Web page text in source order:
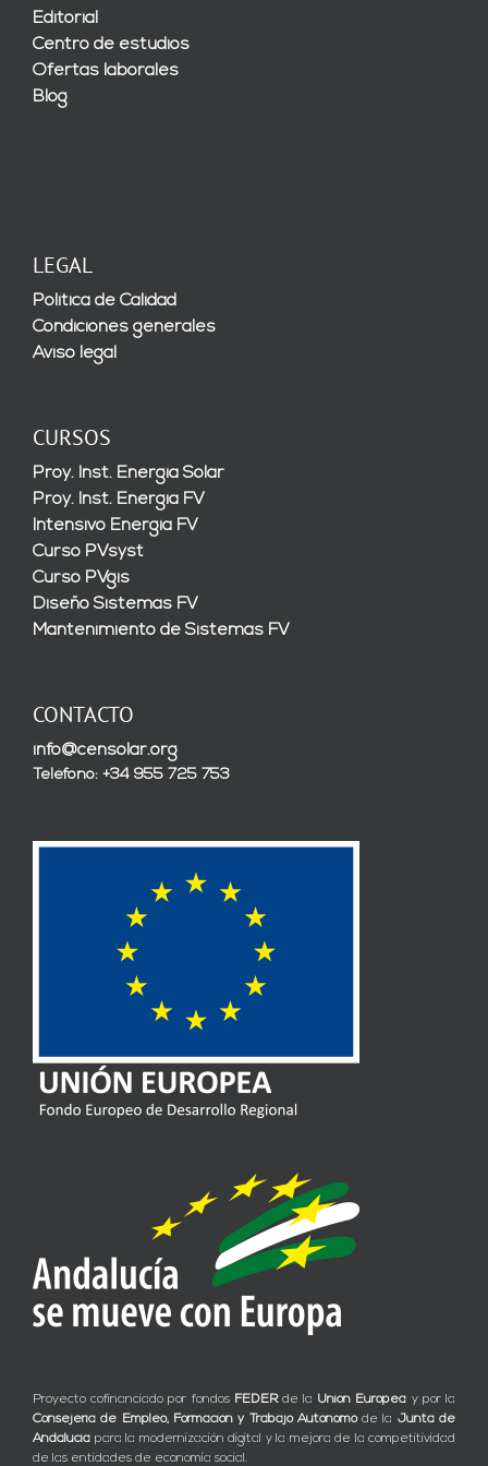
Editorial
Centro de estudios
Ofertas laborales
Blog
LEGAL
Política de Calidad
Condiciones generales
Aviso legal
CURSOS
Proy. Inst. Energía Solar
Proy. Inst. Energía FV
Intensivo Energía FV
Curso PVsyst
Curso PVgis
Diseño Sistemas FV
Mantenimiento de Sistemas FV
CONTACTO
info@censolar.org
Teléfono: +34 955 725 753
Proyecto cofinanciado por fondos FEDERde la Unión Europea y por la
Consejería de Empleo, Formación y Trabajo Autónomode la Junta de
Andalucía para la modernización digital y la mejora de la competitividad
de las entidades de economía social.